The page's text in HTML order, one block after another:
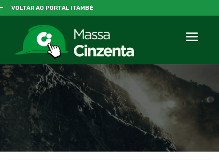
VOLTAR AO PORTAL ITAMBÉ